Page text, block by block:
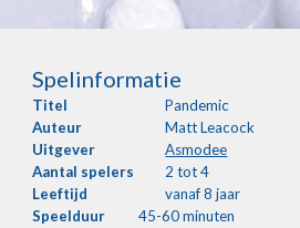
Spelinformatie
Titel
Pandemic
Auteur
Matt Leacock
Uitgever
Asmodee
Aantal spelers
2 tot 4
Leeftijd
vanaf 8 jaar
Speelduur
45-60 minuten